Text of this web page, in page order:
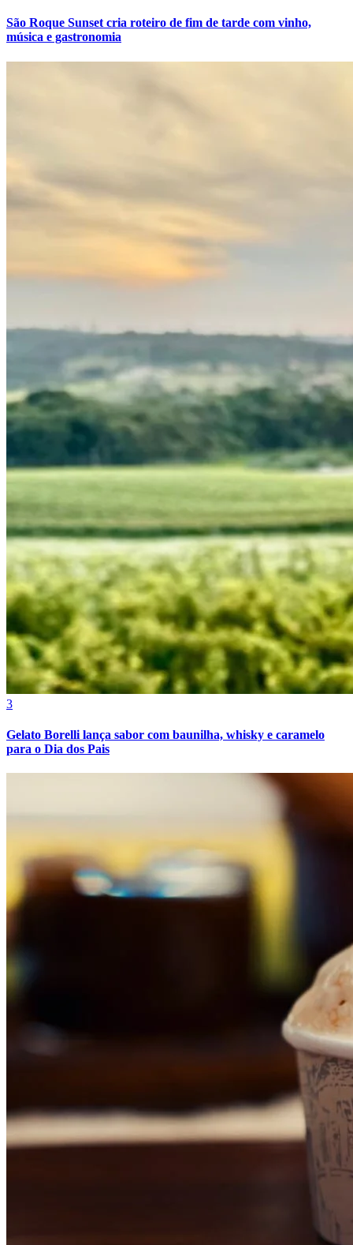
Cruzeiro
São Roque Sunset cria roteiro de fim de tarde com vinho,
música e gastronomia
3
Gelato Borelli lança sabor com baunilha, whisky e caramelo
para o Dia dos Pais